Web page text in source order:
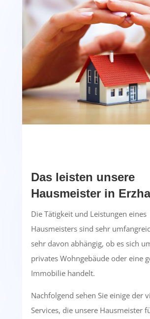
Das leisten unsere
Hausmeister in
Die Tätigkeit und Leistungen eines
Hausmeisters sind sehr
sehr davon abhängig, ob es sich
privates Wohngebäude oder eine
Immobilie handelt.
Nachfolgend sehen Sie einige der
Services, die unsere Hausmeister